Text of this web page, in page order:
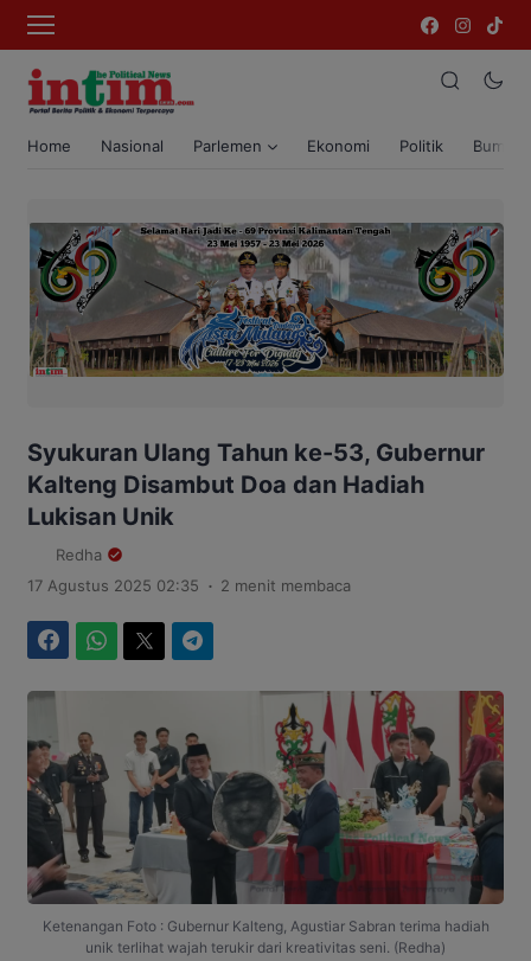
Home Nasional Parlemen Ekonomi Politik Bumi
Syukuran Ulang Tahun ke-53, Gubernur
Kalteng Disambut Doa dan Hadiah
Lukisan Unik
Redha
17 Agustus 2025 02:35 . 2 menit membaca
Ketenangan Foto : Gubernur Kalteng, Agustiar Sabran terima hadiah
unik terlihat wajah terukir dari kreativitas seni. (Redha)